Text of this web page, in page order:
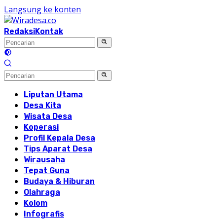
Langsung ke konten
RedaksiKontak
Liputan Utama
Desa Kita
Wisata Desa
Koperasi
Profil Kepala Desa
Tips Aparat Desa
Wirausaha
Tepat Guna
Budaya & Hiburan
Olahraga
Kolom
Infografis